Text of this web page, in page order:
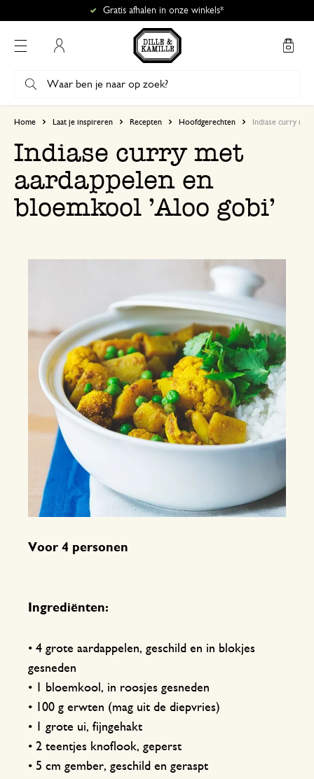
Gratis afhalen in onze winkels*
Home Laat je inspireren Recepten Hoofdgerechten Indiase curry
Indiase curry met
aardappelen en
bloemkool 'Aloo gobi’
Voor 4 personen
Ingrediënten:
• 4 grote aardappelen, geschild en in blokjes
gesneden
• 1 bloemkool, in roosjes gesneden
• 100 g erwten (mag uit de diepvries)
• 1 grote ui, fijngehakt
• 2 teentjes knoflook, geperst
• 5 cm gember, geschild en geraspt